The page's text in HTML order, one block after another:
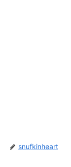
snufkinheart